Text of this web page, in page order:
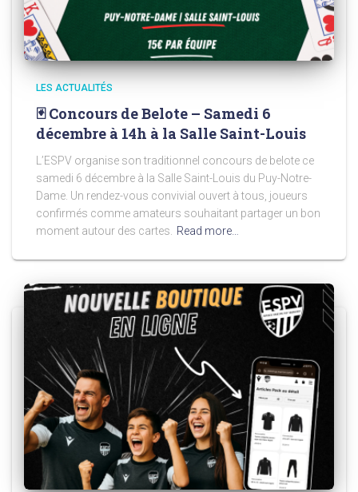
LES ACTUALITÉS
🃏 Concours de Belote – Samedi 6
décembre à 14h à la Salle Saint-Louis
L’ESPV organise son traditionnel concours de belote ce
samedi 6 décembre à la Salle Saint-Louis du Puy-Notre-
Dame. Un rendez-vous convivial ouvert à tous, joueurs
confirmés comme amateurs souhaitant partager un bon
moment autour des cartes.
Read more…